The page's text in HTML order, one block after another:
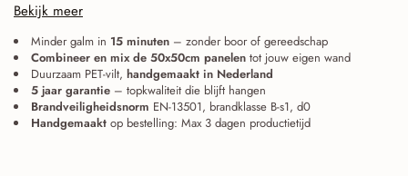
Bekijk meer
Doorlopend gesneden (baffle cut), naadloos te koppelen.
Elke lijn eindigt exact op de tegelrand. Panelen sluiten daardoor
naadloos op elkaar aan — recht gelegd of gedraaid — en
groeien van één accent uit tot één grote, doorlopende wand.
Ook de acht Maya-designs onderling laten zich combineren: de
lijnen blijven aansluiten.
Minder galm in 15 minuten – zonder boor of gereedschap
Combineer en mix de 50x50cm panelen tot jouw eigen wand
Duurzaam PET-vilt, handgemaakt in Nederland
5 jaar garantie – topkwaliteit die blijft hangen
Brandveiligheidsnorm EN-13501, brandklasse B-s1, d0
Handgemaakt op bestelling: Max 3 dagen productietijd